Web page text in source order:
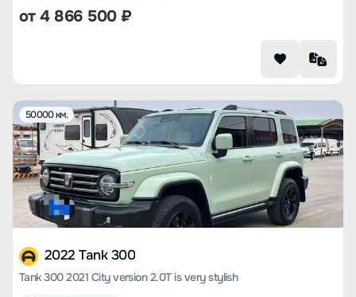
от4 866 500₽
50000 км.
2022 Tank 300
Tank 300 2021 City version 2.0T is very stylish